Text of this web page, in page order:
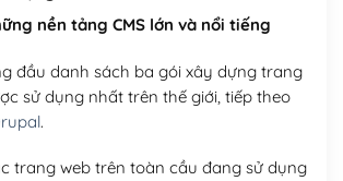
nền tảng CMS lớn và nổi tiếng
đầu danh sách ba gói xây dựng trang
sử dụng nhất trên thế giới, tiếp theo
.
trang web trên toàn cầu đang sử dụng